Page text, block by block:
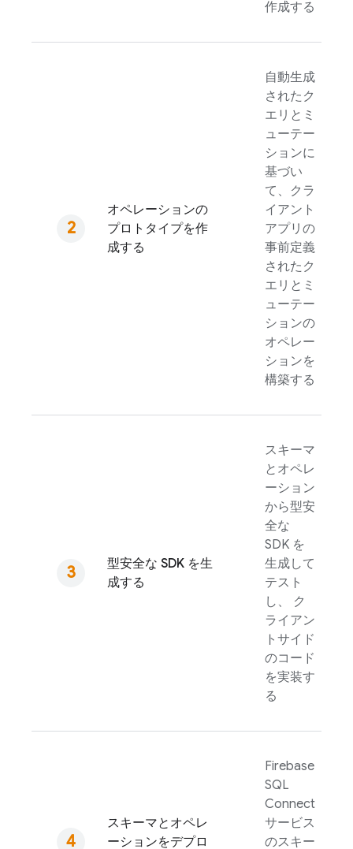
作成する
オペレーションの
プロトタイプを作
成する
自動生成
されたク
エリとミ
ューテー
ションに
基づい
て、クラ
イアント
アプリの
事前定義
されたク
エリとミ
ューテー
ションの
オペレー
ションを
構築する
型安全な SDK を生
成する
スキーマ
とオペレ
ーション
から型安
全な
SDK を
生成して
テスト
し、 ク
ライアン
トサイド
のコード
を実装す
る
スキーマとオペレ
ーションをデプロ
Firebase
SQL
Connect
サービス
のスキー